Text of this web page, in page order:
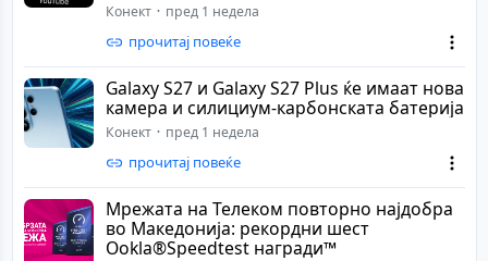
Конект пред 1 недела
прочитај повеќе
Galaxy S27 и Galaxy S27 Plus ќе имаат нова
камера и силициум-карбонската батерија
Конект пред 1 недела
прочитај повеќе
Мрежата на Телеком повторно најдобра
во Македонија: рекордни шест
Ookla®Speedtest награди™